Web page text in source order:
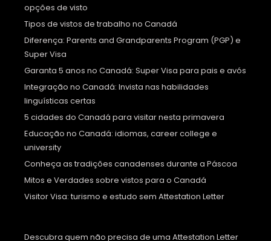
opções de visto
Tipos de vistos de trabalho no Canadá
Diferença: Parents and Grandparents Program (PGP) e
Super Visa
Garanta 5 anos no Canadá: Super Visa para pais e avós
Integração no Canadá: Invista nas habilidades
linguísticas certas
5 cidades do Canadá para visitar nesta primavera
Educação no Canadá: idiomas, career college e
university
Conheça as tradições canadenses durante a Páscoa
Mitos e Verdades sobre vistos para o Canadá
Visitor Visa: turismo e estudo sem Attestation Letter
Descubra quem não precisa de uma Attestation Letter